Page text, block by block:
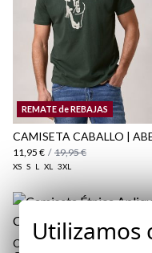
REMATE de REBAJAS
CAMISETA CABALLO |
11,95 € / 19,95 €
XS S L XL 3XL
CAMISETA ÉTNICA
Utilizamos